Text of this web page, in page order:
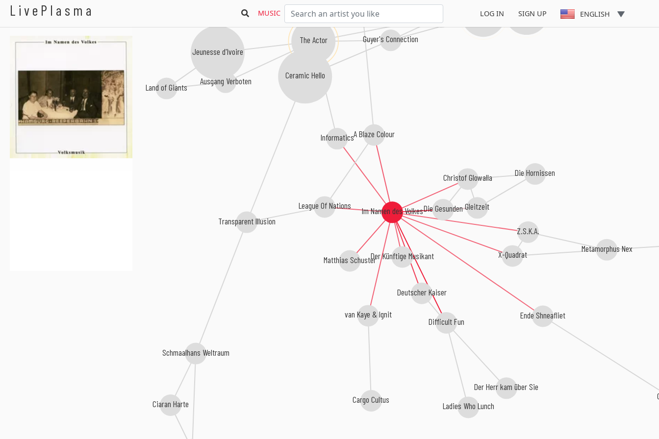
LivePlasma MUSIC LOG IN SIGN UP ENGLISH
Im Namen des Volkes
Difficult Fun
Deutscher Kaiser
Die Gesunden
A Blaze Colour
Matthias Schuster
van Kaye & Ignit
Christof Glowalla
Gleitzeit
Informatics
Der Künftige Musikant X-Quadrat
Ende Shneafliet
League Of Nations
Z.S.K.A.
Die Hornissen
Metamorphus Nex
Cargo Cultus
Ladies Who Lunch
The Actor
Transparent Illusion
Der Herr kam über Sie
Guyer's Connection
Moderne
Ciaran Harte
Ceramic Hello
Schmaalhans Weltraum
Jeunesse d'Ivoire
Ausgang Verboten
Land of Giants
Futurisk
Im Namen Des Volkes